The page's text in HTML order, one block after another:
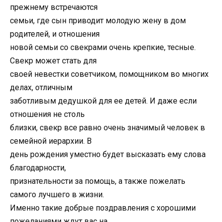
прежнему встречаются
семьи, где сын приводит молодую жену в дом
родителей, и отношения
новой семьи со свекрами очень крепкие, тесные.
Свекр может стать для
своей невестки советчиком, помощником во многих
делах, отличным
заботливым дедушкой для ее детей. И даже если
отношения не столь
близки, свекр все равно очень значимый человек в
семейной иерархии. В
день рождения уместно будет высказать ему слова
благодарности,
признательности за помощь, а также пожелать
самого лучшего в жизни.
Именно такие добрые поздравления с хорошими